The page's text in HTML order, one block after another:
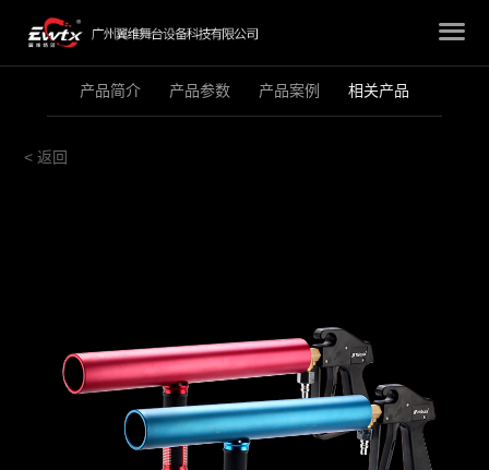
产品简介 产品参数 产品案例 相关产品
< 返回